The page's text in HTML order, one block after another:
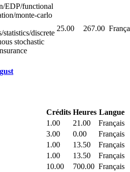
EDP/functional
monte-carlo
discrete
stochastic
25.00 267.00
Crédits Heures Langue
1.00 21.00
Français
3.00 0.00
Français
1.00 13.50
Français
1.00 13.50
Français
10.00 700.00 Français